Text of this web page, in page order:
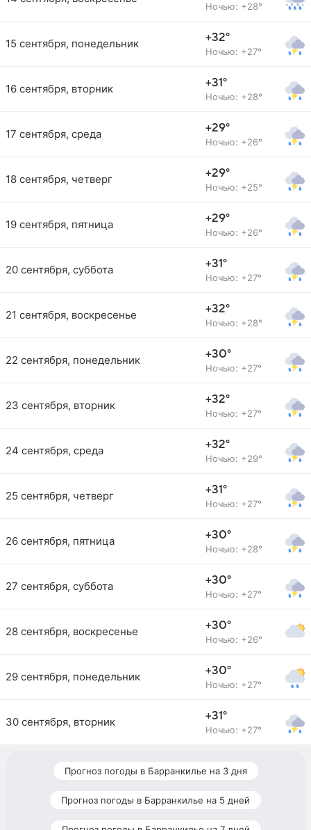
Ночью: +28°
15 сентября, понедельник +32°
Ночью: +27°
16 сентября, вторник +31°
Ночью: +28°
17 сентября, среда +29°
Ночью: +26°
18 сентября, четверг +29°
Ночью: +25°
19 сентября, пятница +29°
Ночью: +26°
20 сентября, суббота +31°
Ночью: +27°
21 сентября, воскресенье +32°
Ночью: +28°
22 сентября, понедельник +30°
Ночью: +27°
23 сентября, вторник +32°
Ночью: +27°
24 сентября, среда +32°
Ночью: +29°
25 сентября, четверг +31°
Ночью: +27°
26 сентября, пятница +30°
Ночью: +28°
27 сентября, суббота +30°
Ночью: +27°
28 сентября, воскресенье +30°
Ночью: +26°
29 сентября, понедельник +30°
Ночью: +27°
30 сентября, вторник +31°
Ночью: +27°
Прогноз погоды в Барранкилье на 3 дня
Прогноз погоды в Барранкилье на 5 дней